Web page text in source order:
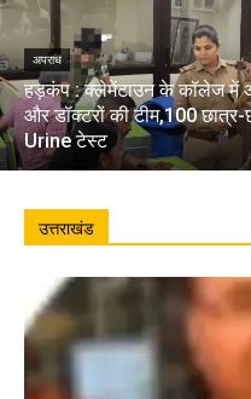
अपराध
हड़कंप : क्लेमेंटाउन के कॉलेज में
और डॉक्टरों की टीम,100 छात्र-
Urine टेस्ट
उत्तराखंड